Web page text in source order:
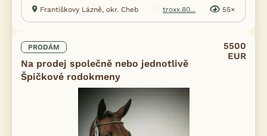
Františkovy Lázně, okr. Cheb
troxx.80... 55×
PRODÁM
Na prodej společně nebo jednotlivě
Špičkové rodokmeny
5500
EUR